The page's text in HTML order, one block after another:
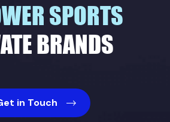
SPORTS
BRANDS
in Touch